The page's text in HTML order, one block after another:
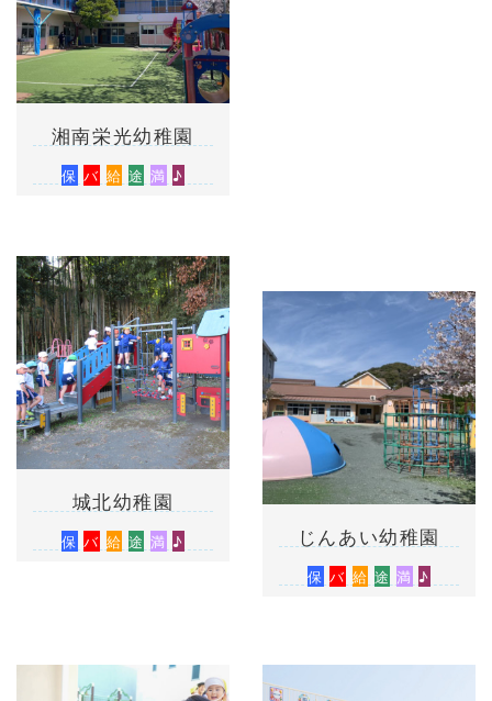
湘南栄光幼稚園
保 バ 給 途 満 ♪
城北幼稚園
保 バ 給 途 満 ♪ じんあい幼稚園
保 バ 給 途 満 ♪